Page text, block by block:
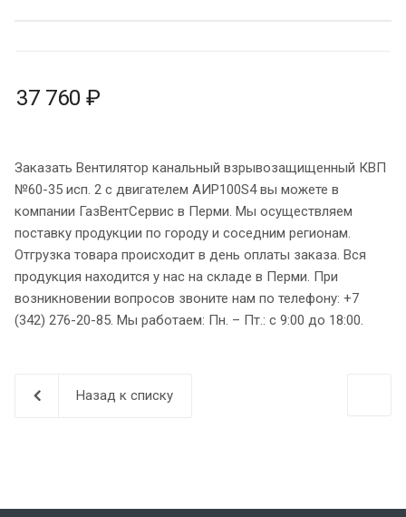
37 760 ₽
Заказать Вентилятор канальный взрывозащищенный КВП
№60-35 исп. 2 с двигателем АИР100S4 вы можете в
компании ГазВентСервис в Перми. Мы осуществляем
поставку продукции по городу и соседним регионам.
Отгрузка товара происходит в день оплаты заказа. Вся
продукция находится у нас на складе в Перми. При
возникновении вопросов звоните нам по телефону: +7
(342) 276-20-85. Мы работаем: Пн. – Пт.: с 9:00 до 18:00.
Назад к списку